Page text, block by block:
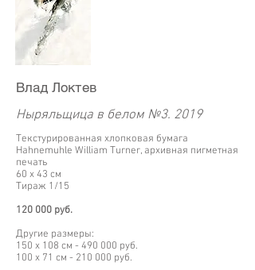
Влад Локтев
Ныряльщица в белом №3. 2019
Текстурированная хлопковая бумага
Hahnemuhle William Turner, архивная пигметная
печать
60 х 43 см
Тираж 1/15
120 000 руб.
Другие размеры:
150 х 108 см - 490 000 руб.
100 х 71 см - 210 000 руб.